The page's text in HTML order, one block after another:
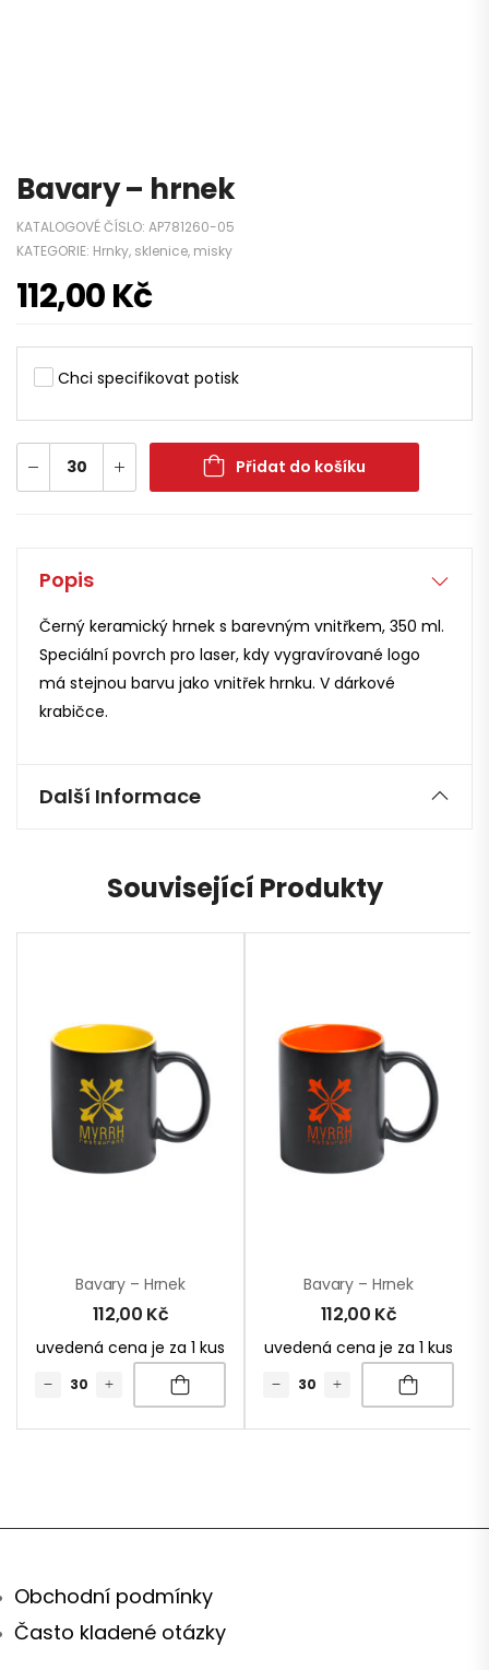
Bavary – hrnek
KATALOGOVÉ ČÍSLO: AP781260-05
KATEGORIE: Hrnky, sklenice, misky
112,00Kč
Chci specifikovat potisk
Přidat do košíku
Popis
Černý keramický hrnek s barevným vnitřkem, 350 ml.
Speciální povrch pro laser, kdy vygravírované logo
má stejnou barvu jako vnitřek hrnku. V dárkové
krabičce.
Další Informace
Související Produkty
Bavary – Hrnek
112,00 Kč
uvedená cena je za 1 kus
Bavary – Hrnek
112,00 Kč
uvedená cena je za 1 kus
Obchodní podmínky
Často kladené otázky